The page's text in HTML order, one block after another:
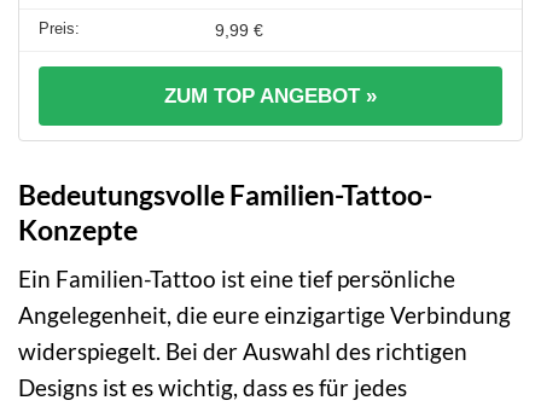
9,99 €
ZUM TOP ANGEBOT »
Bedeutungsvolle Familien-Tattoo-
Konzepte
Ein Familien-Tattoo ist eine tief persönliche
Angelegenheit, die eure einzigartige Verbindung
widerspiegelt. Bei der Auswahl des richtigen
Designs ist es wichtig, dass es für jedes